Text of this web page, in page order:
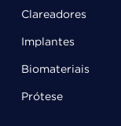
Clareadores
Implantes
Biomateriais
Prótese